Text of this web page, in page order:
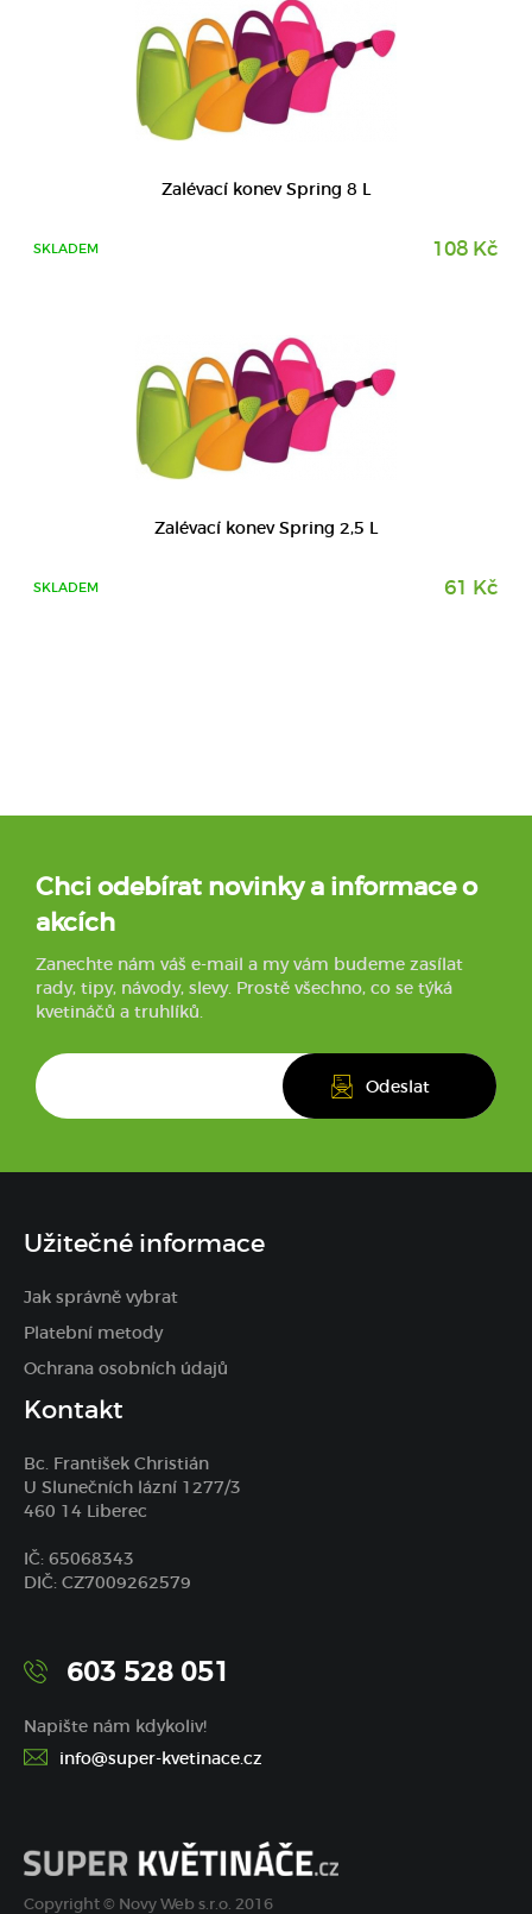
Zalévací konev Spring 8 L
SKLADEM 108 Kč
Zalévací konev Spring 2,5 L
SKLADEM 61 Kč
Chci odebírat novinky a informace o
akcích
Zanechte nám váš e-mail a my vám budeme zasílat
rady, tipy, návody, slevy. Prostě všechno, co se týká
kvetináčů a truhlíků.
Užitečné informace
Jak správně vybrat
Platební metody
Ochrana osobních údajů
Kontakt
Bc. František Christián
U Slunečních lázní 1277/3
460 14 Liberec
IČ: 65068343
DIČ: CZ7009262579
603 528 051
Napište nám kdykoliv!
info@super-kvetinace.cz
Copyright © Novy Web s.r.o. 2016